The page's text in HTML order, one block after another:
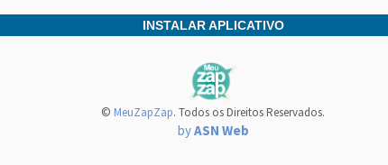
INSTALAR APLICATIVO
© MeuZapZap. Todos os Direitos Reservados.
byASN Web